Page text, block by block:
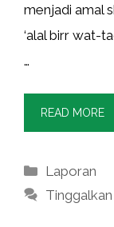
menjadi amal
‘alal birr wat-
…
READ MORE
Kategori
Laporan